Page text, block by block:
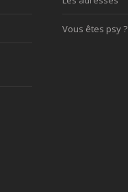
Vous êtes psy ?